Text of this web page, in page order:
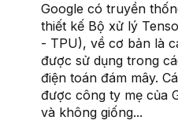
Google có truyền
thiết kế Bộ xử lý
- TPU), về cơ bản là
được sử dụng trong
điện toán đám mây.
được công ty mẹ của
và không giống...